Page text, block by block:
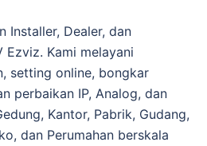
Installer, Dealer, dan
Kami melayani
setting online, bongkar
perbaikan IP, Analog, dan
Kantor, Pabrik, Gudang,
dan Perumahan berskala